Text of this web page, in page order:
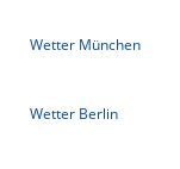
Wetter München
Wetter Berlin